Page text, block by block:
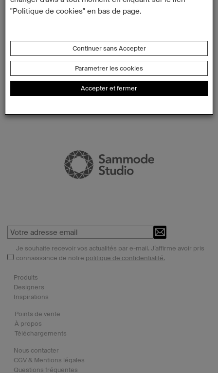
Je souhaite recevoir vos actualités par e-mail. J’affirme avoir pris
connaissance de notre politique de confidentialité.
Produits
Designers
Inspirations
Points de vente
À propos
Téléchargements
Nous contacter
CGV & Mentions légales
Questions fréquentes
"Politique de cookies" en bas de page.
Continuer sans Accepter
Parametrer les cookies
Accepter et fermer